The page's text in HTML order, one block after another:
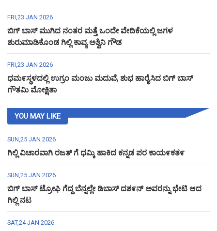
FRI,23 JAN 2026
ಬಿಗ್ ಬಾಸ್ ಮುಗಿದ ನಂತರ ಮತ್ತೆ ಒಂದೇ ವೇದಿಕೆಯಲ್ಲಿ ಜಗಳ
ಶುರುಮಾಡಿಕೊಂಡ ಗಿಲ್ಲಿ ಕಾವ್ಯ ಅಶ್ವಿನಿ ಗೌಡ
FRI,23 JAN 2026
ಧಮ೯ಸ್ಥಳದಲ್ಲಿ ಉಗ್ರಂ ಮಂಜು ಮದುವೆ, ಶುಭ ಹಾರೈಸಿದ ಬಿಗ್ ಬಾಸ್
ಗೌತಮಿ ಮೋಕ್ಷಿತಾ
YOU MAY LIKE
SUN,25 JAN 2026
ಗಿಲ್ಲಿ ವಿಚಾರವಾಗಿ ರಜತ್ ಗೆ ಧಮ್ಕಿ ಹಾಕಿದ ಕನ್ನಡ ಪರ ಕಾಯ೯ಕತ೯
SUN,25 JAN 2026
ಬಿಗ್ ಬಾಸ್ ಟ್ರೋಫಿ ಗೆದ್ದ ಬೆನ್ನಲ್ಲೇ ಡಿಬಾಸ್ ದಶ೯ನ್ ಅವರನ್ನು ಭೇಟಿ ಆದ
ಗಿಲ್ಲಿ ನಟ
SAT,24 JAN 2026